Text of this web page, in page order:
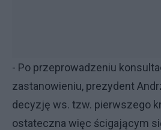
- Po przeprowadzeniu
zastanowieniu, prezydent
decyzję ws. tzw. pierwszego
ostateczna więc ścigającym